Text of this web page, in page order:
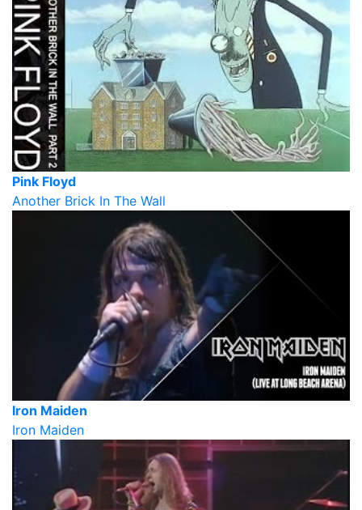
Pink Floyd
Another Brick In The Wall
Iron Maiden
Iron Maiden